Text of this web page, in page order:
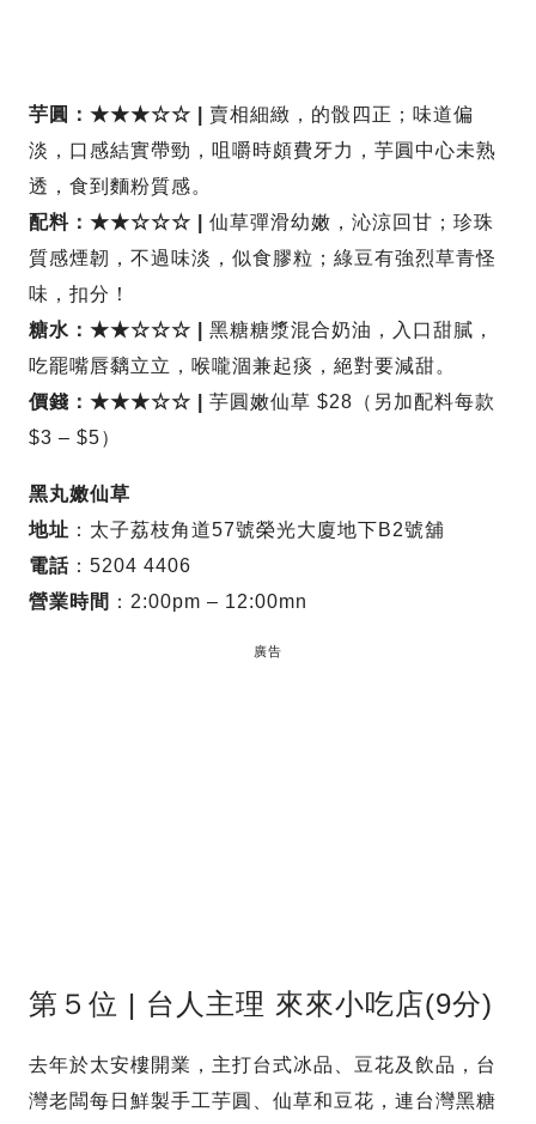
芋圓：★★★☆☆ | 賣相細緻，的骰四正；味道偏
淡，口感結實帶勁，咀嚼時頗費牙力，芋圓中心未熟
透，食到麵粉質感。
配料：★★☆☆☆ | 仙草彈滑幼嫩，沁涼回甘；珍珠
質感煙韌，不過味淡，似食膠粒；綠豆有強烈草青怪
味，扣分！
糖水：★★☆☆☆ | 黑糖糖漿混合奶油，入口甜膩，
吃罷嘴唇黐立立，喉嚨涸兼起痰，絕對要減甜。
價錢：★★★☆☆ | 芋圓嫩仙草 $28（另加配料每款
$3 – $5）
黑丸嫩仙草
地址 ：太子荔枝角道57號榮光大廈地下B2號舖
電話 ：5204 4406
營業時間 ：2:00pm – 12:00mn
廣告
第５位 | 台人主理 來來小吃店(9分)
去年於太安樓開業，主打台式冰品、豆花及飲品，台
灣老闆每日鮮製手工芋圓、仙草和豆花，連台灣黑糖